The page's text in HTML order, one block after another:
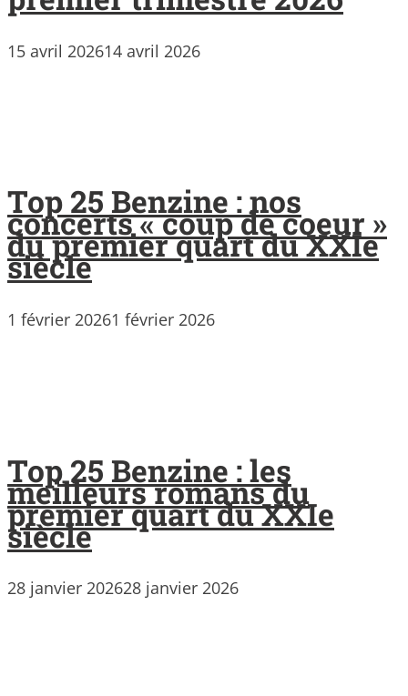
15 avril 202614 avril 2026
Top 25 Benzine : nos
concerts « coup de coeur »
du premier quart du XXIe
siècle
1 février 20261 février 2026
Top 25 Benzine : les
meilleurs romans du
premier quart du XXIe
siècle
28 janvier 202628 janvier 2026